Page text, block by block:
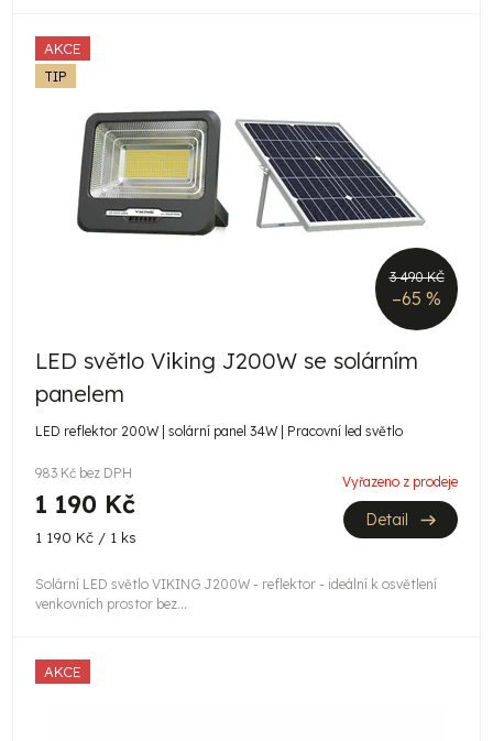
AKCE
TIP
3 490 KČ
–65 %
LED světlo Viking J200W se solárním
panelem
LED reflektor 200W | solární panel 34W | Pracovní led světlo
983 Kč bez DPH
1 190 Kč
Měrná
1 190 Kč / 1 ks
Vyřazeno z prodeje
Detail
Solární LED světlo VIKING J200W - reflektor - ideální k osvětlení
venkovních prostor bez...
AKCE